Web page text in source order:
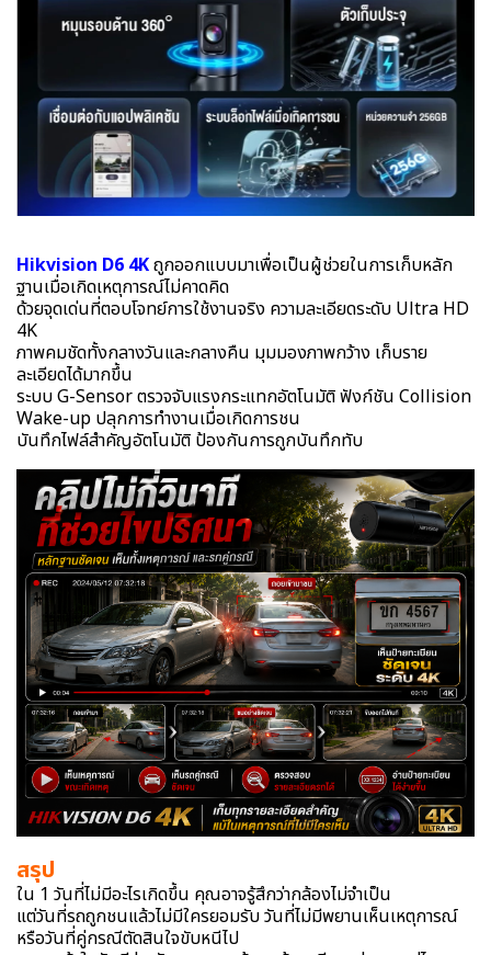
Hikvision D6 4Kถูกออกแบบมาเพื่อเป็นผู้ช่วยในการเก็บหลัก
ฐานเมื่อเกิดเหตุการณ์ไม่คาดคิด
ด้วยจุดเด่นที่ตอบโจทย์การใช้งานจริง ความละเอียดระดับ Ultra HD
4K
ภาพคมชัดทั้งกลางวันและกลางคืน มุมมองภาพกว้าง เก็บราย
ละเอียดได้มากขึ้น
ระบบ G-Sensor ตรวจจับแรงกระแทกอัตโนมัติ ฟังก์ชัน Collision
Wake-up ปลุกการทำงานเมื่อเกิดการชน
บันทึกไฟล์สำคัญอัตโนมัติ ป้องกันการถูกบันทึกทับ
สรุป
ใน 1 วันที่ไม่มีอะไรเกิดขึ้น คุณอาจรู้สึกว่ากล้องไม่จำเป็น
แต่วันที่รถถูกชนแล้วไม่มีใครยอมรับ วันที่ไม่มีพยานเห็นเหตุการณ์
หรือวันที่คู่กรณีตัดสินใจขับหนีไป